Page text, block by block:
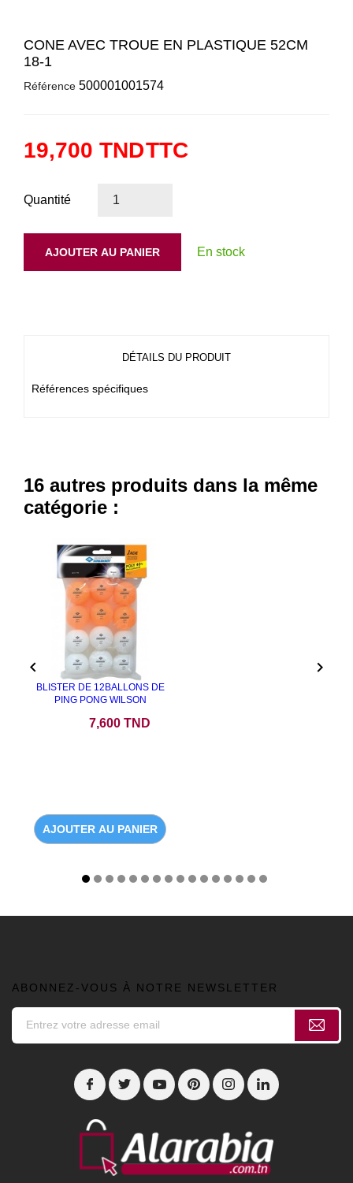
CONE AVEC TROUE EN PLASTIQUE 52CM
18-1
Référence 500001001574
19,700 TNDTTC
Quantité
AJOUTER AU PANIER En stock
DÉTAILS DU PRODUIT
Références spécifiques
16 autres produits dans la même
catégorie :
BLISTER DE 12BALLONS DE
PING PONG WILSON
7,600 TND
AJOUTER AU PANIER
 
ABONNEZ-VOUS À NOTRE NEWSLETTER